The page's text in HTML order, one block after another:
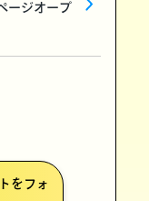
ージオープ
をフォ